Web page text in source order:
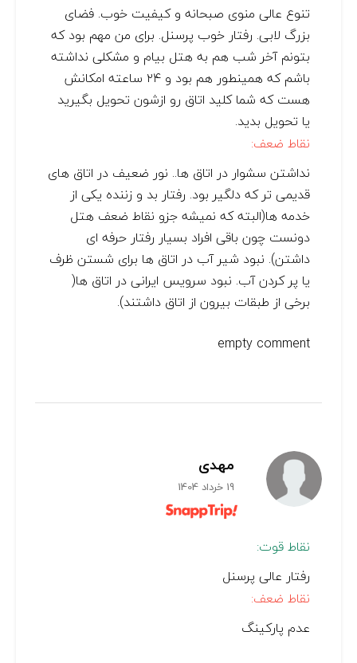
تنوع عالی منوی صبحانه و کیفیت خوب. فضای
بزرگ لابی. رفتار خوب پرسنل. برای من مهم بود که
بتونم آخر شب هم به هتل بیام و مشکلی نداشته
باشم که همینطور هم بود و ۲۴ ساعته امکانش
هست که شما کلید اتاق رو ازشون تحویل بگیرید
یا تحویل بدید.
نقاط ضعف:
نداشتن سشوار در اتاق ها.. نور ضعیف در اتاق های
قدیمی تر که دلگیر بود. رفتار بد و زننده یکی از
خدمه ها(البته که نمیشه جزو نقاط ضعف هتل
دونست چون باقی افراد بسیار رفتار حرفه ای
داشتن). نبود شیر آب در اتاق ها برای شستن ظرف
یا پر کردن آب. نبود سرویس ایرانی در اتاق ها(
برخی از طبقات بیرون از اتاق داشتند).
empty comment
مهدی
19 خرداد 1404
نقاط قوت:
رفتار عالی پرسنل
نقاط ضعف:
عدم پارکینگ